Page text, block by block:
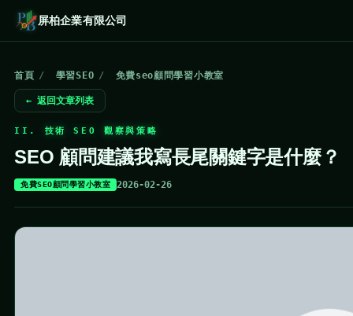
屏柏企業有限公司
首頁 / 學習SEO / 免費seo顧問學習小教室
← 返回文章列表
II. 技術 SEO 觀察與策略
SEO 顧問建議我寫長尾關鍵字是什麼？
免費SEO顧問學習小教室 2026-02-26